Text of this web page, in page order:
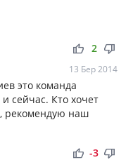
thumb_up thumb_down
2
13 Бер 2014
это команда
сейчас. Кто хочет
рекомендую наш
thumb_up thumb_down
-3